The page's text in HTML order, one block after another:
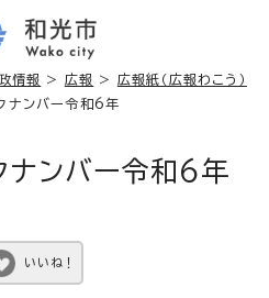
情報 > 広報 > 広報紙（広報わこう）
ナンバー令和6年
ナンバー令和6年
いいね！